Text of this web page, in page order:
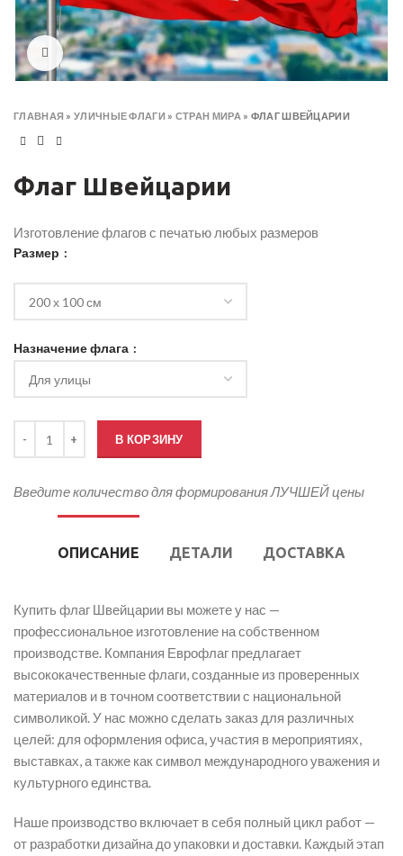
Click to enlarge
ГЛАВНАЯ »УЛИЧНЫЕ ФЛАГИ » СТРАН МИРА » ФЛАГ ШВЕЙЦАРИИ
Флаг Швейцарии
Изготовление флагов с печатью любых размеров
Размер
Назначение флага
В КОРЗИНУ
Введите количество для формирования ЛУЧШЕЙ цены
ОПИСАНИЕ ДЕТАЛИ ДОСТАВКА
Купить флаг Швейцарии вы можете у нас —
профессиональное изготовление на собственном
производстве. Компания Еврофлаг предлагает
высококачественные флаги, созданные из проверенных
материалов и в точном соответствии с национальной
символикой. У нас можно сделать заказ для различных
целей: для оформления офиса, участия в мероприятиях,
выставках, а также как символ международного уважения и
культурного единства.
Наше производство включает в себя полный цикл работ —
от разработки дизайна до упаковки и доставки. Каждый этап